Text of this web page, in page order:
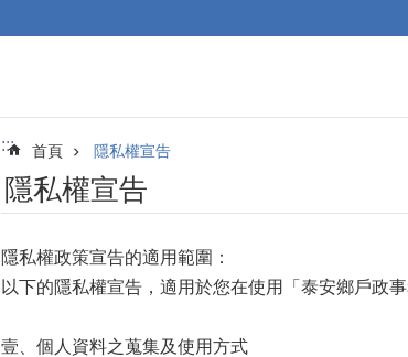
::: 首頁 隱私權宣告
隱私權宣告
隱私權政策宣告的適用範圍：
以下的隱私權宣告，適用於您在使用「泰安鄉戶政
壹、個人資料之蒐集及使用方式